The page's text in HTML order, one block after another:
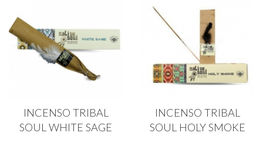
INCENSO TRIBAL
SOUL WHITE SAGE
INCENSO TRIBAL
SOUL HOLY SMOKE